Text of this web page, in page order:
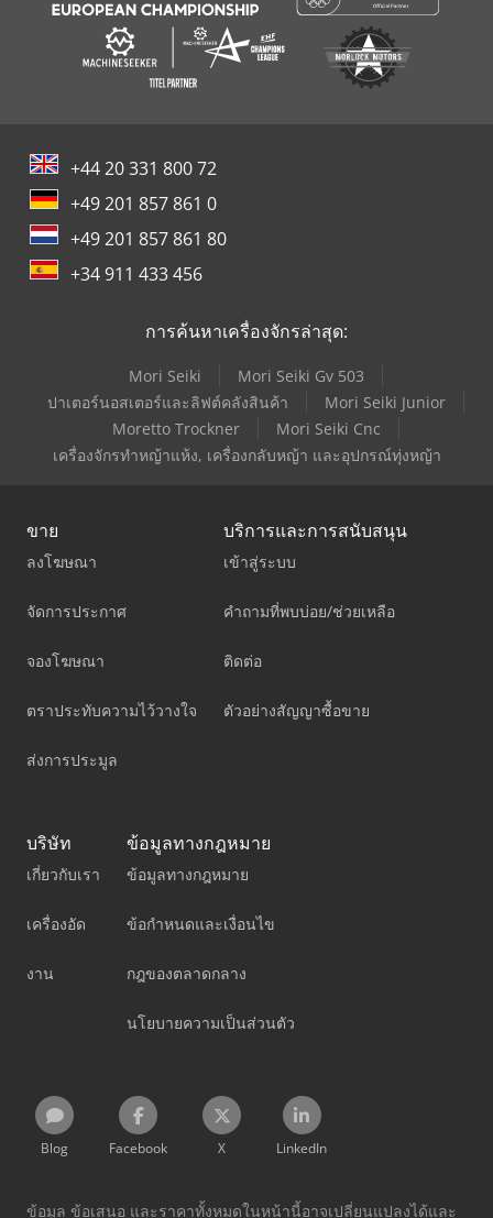
+44 20 331 800 72
+49 201 857 861 0
+49 201 857 861 80
+34 911 433 456
การค้นหาเครื่องจักรล่าสุด:
Mori Seiki
Mori Seiki Gv 503
ปาเตอร์นอสเตอร์และลิฟต์คลังสินค้า
Mori Seiki Junior
Moretto Trockner
Mori Seiki Cnc
เครื่องจักรทำหญ้าแห้ง, เครื่องกลับหญ้า และอุปกรณ์ทุ่งหญ้า
ขาย
ลงโฆษณา
จัดการประกาศ
จองโฆษณา
ตราประทับความไว้วางใจ
ส่งการประมูล
บริการและการสนับสนุน
เข้าสู่ระบบ
คำถามที่พบบ่อย/ช่วยเหลือ
ติดต่อ
ตัวอย่างสัญญาซื้อขาย
บริษัท
เกี่ยวกับเรา
เครื่องอัด
งาน
ข้อมูลทางกฎหมาย
ข้อมูลทางกฎหมาย
ข้อกำหนดและเงื่อนไข
กฎของตลาดกลาง
นโยบายความเป็นส่วนตัว
Blog Facebook X LinkedIn
ข้อมูล ข้อเสนอ และราคาทั้งหมดในหน้านี้อาจเปลี่ยนแปลงได้และ